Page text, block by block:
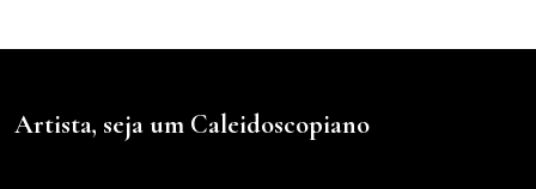
Artista, seja um Caleidoscopiano